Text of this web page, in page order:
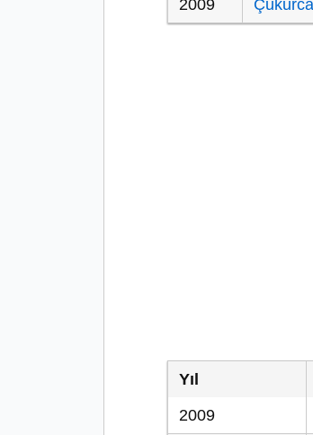
2009 Çukurca
Yıl
2009